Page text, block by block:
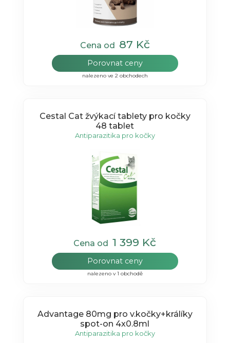
Cena od 87 Kč
Porovnat ceny
nalezeno ve 2 obchodech
Cestal Cat žvýkací tablety pro kočky
48 tablet
Antiparazitika pro kočky
Cena od1 399 Kč
Porovnat ceny
nalezeno v 1 obchodě
Advantage 80mg pro v.kočky+králíky
spot-on 4x0.8ml
Antiparazitika pro kočky